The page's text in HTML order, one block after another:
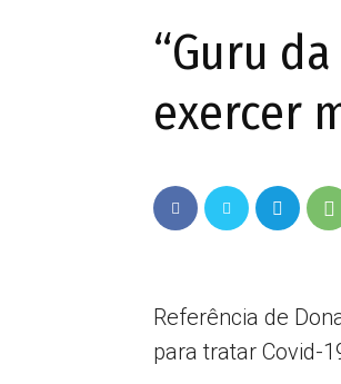
“Guru
exercer
Referência de
para tratar Covid-